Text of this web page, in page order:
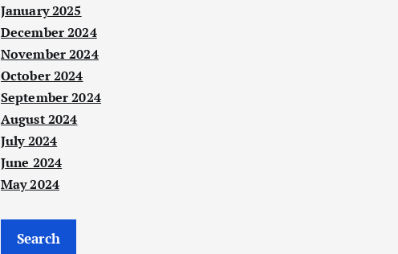
January 2025
December 2024
November 2024
October 2024
September 2024
August 2024
July 2024
June 2024
May 2024
Search